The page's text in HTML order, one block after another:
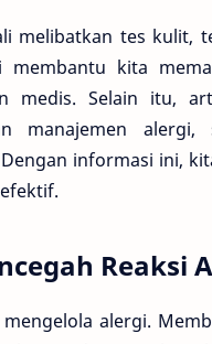
melibatkan tes kulit,
membantu kita
medis. Selain itu,
manajemen alergi,
informasi ini,
Reaksi
alergi.